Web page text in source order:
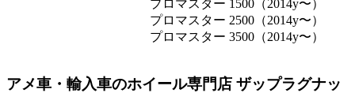
プロマスター 1500（2014y〜）
プロマスター 2500（2014y〜）
プロマスター 3500（2014y〜）
アメ車・輸入車のホイール専門店 ザップラグナッ